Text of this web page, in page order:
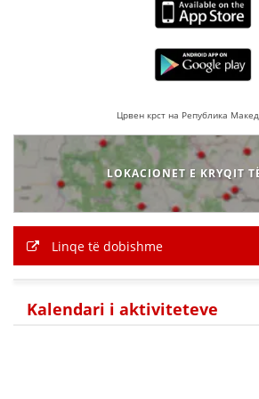
VEPRIMTARI
DORACAKË
STRATEGJI
MATERIAL EDUKATIVO
Црвен крст на Република
LOKACIONET E KRYQIT
Linqe të dobishme
Kalendari i aktiviteteve